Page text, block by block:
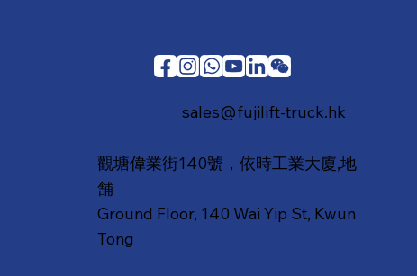
sales@fujilift-truck.hk
觀塘偉業街140號，依時工業大廈,地
舗
Ground Floor, 140 Wai Yip St, Kwun
Tong